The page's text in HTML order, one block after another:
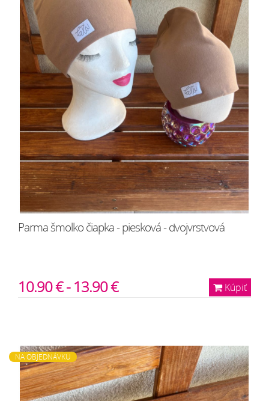
Parma šmolko čiapka - piesková - dvojvrstvová
Kúpiť
10.90 € - 13.90 €
NA OBJEDNÁVKU